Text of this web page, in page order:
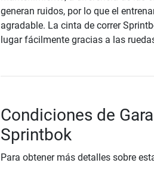
generan ruidos, por lo que el
agradable. La cinta de correr
lugar fácilmente gracias a las
Condiciones de
Sprintbok
Para obtener más detalles sobre